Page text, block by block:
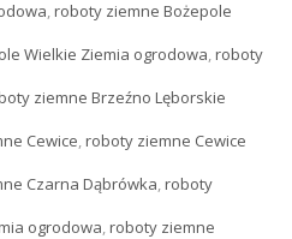
,roboty ziemne Bożepole
Wielkie Ziemia ogrodowa,roboty
ziemne Brzeźno Lęborskie
Cewice,roboty ziemne Cewice
Czarna Dąbrówka,roboty
ogrodowa,roboty ziemne